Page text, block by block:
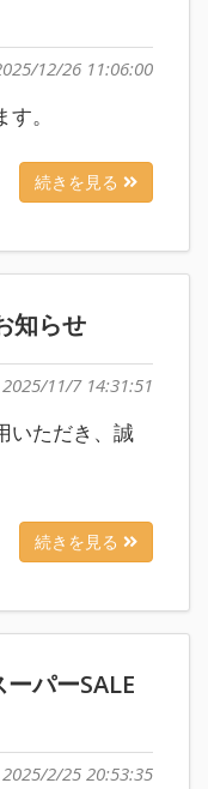
12/26 11:06:00
。
続きを見る
知らせ
2025/11/7 14:31:51
いただき、誠
続きを見る
パーSALE
2025/2/25 20:53:35